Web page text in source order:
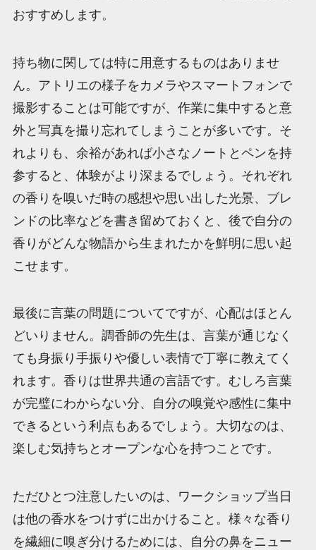
おすすめします。
持ち物に関しては特に用意するものはありませ
ん。アトリエの様子をカメラやスマートフォンで
撮影することは可能ですが、作業に集中すると意
外と写真を撮り忘れてしまうことが多いです。そ
れよりも、余裕があれば小さなノートとペンを持
参すると、体験がより深まるでしょう。それぞれ
の香りを嗅いだ時の感想や思い出した光景、ブレ
ンドの比率などを書き留めておくと、後で自分の
香りがどんな物語から生まれたかを鮮明に思い起
こせます。
最後に言葉の問題についてですが、心配はほとん
どいりません。調香師の先生は、言葉が通じなく
ても身振り手振りや優しい表情で丁寧に教えてく
れます。香りは世界共通の言語です。むしろ言葉
が完璧にわからない分、自分の嗅覚や感性に集中
できるという利点もあるでしょう。大切なのは、
楽しむ気持ちとオープンな心を持つことです。
ただひとつ注意したいのは、ワークショップ当日
は他の香水をつけずに出かけること。様々な香り
を繊細に嗅ぎ分けるためには、自分の鼻をニュー